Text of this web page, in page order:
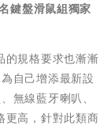
鍵盤滑鼠組獨家
的規格要求也漸漸
自己增添最新設
無線藍牙喇叭、
更高，針對此類商